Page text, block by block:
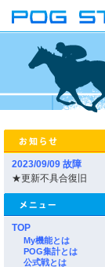
2023/09/09 故障
★更新不具合復旧
TOP
My機能とは
POG集計とは
公式戦とは